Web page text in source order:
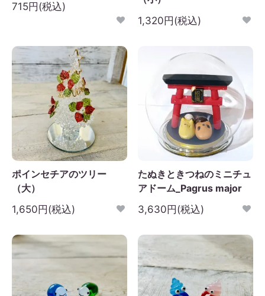
2026年9月
1 2 3 4 5
7 11 12
19
23 24 25 26
715円(税込)
1,320円(税込)
ポインセチアのツリー
（大）
1,650円(税込)
たぬきときつねのミニチュ
アドーム_Pagrus major
3,630円(税込)